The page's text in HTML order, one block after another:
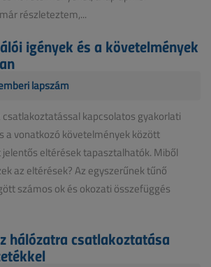
részleteztem,...
igények és a követelmények
lapszám
csatlakoztatással kapcsolatos gyakorlati
a vonatkozó követelmények között
eltérések tapasztalhatók. Miből
az eltérések? Az egyszerűnek tűnő
számos ok és okozati összefüggés
hálózatra csatlakoztatása